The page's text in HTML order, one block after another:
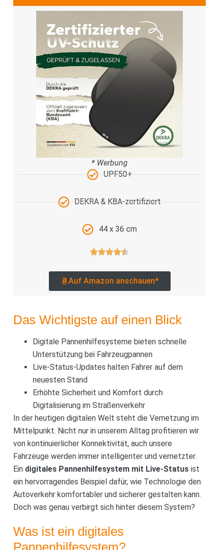
* Werbung
UPF50+
DEKRA & KBA-zertifiziert
44 x 36 cm
Auf Amazon anschauen*
Das Wichtigste auf einen Blick
Digitale Pannenhilfesysteme bieten schnelle
Unterstützung bei Fahrzeugpannen
Live-Status-Updates halten Fahrer auf dem
neuesten Stand
Erhöhte Sicherheit und Komfort durch
Digitalisierung im Straßenverkehr
In der heutigen digitalen Welt steht die Vernetzung im
Mittelpunkt. Nicht nur in unserem Alltag profitieren wir
von kontinuierlicher Konnektivität, auch unsere
Fahrzeuge werden immer intelligenter und vernetzter.
Ein digitales Pannenhilfesystem mit Live-Statusist
ein hervorragendes Beispiel dafür, wie Technologie den
Autoverkehr komfortabler und sicherer gestalten kann.
Doch was genau verbirgt sich hinter diesem System?
Was ist ein digitales